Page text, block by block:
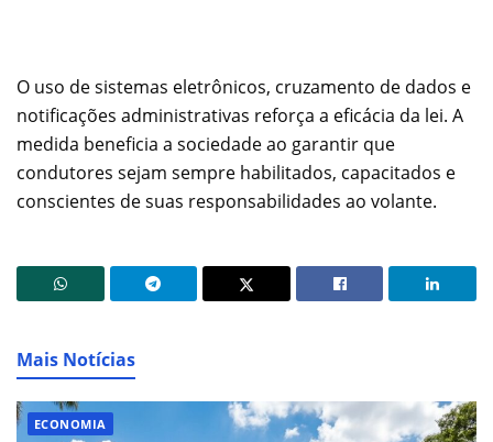
O uso de sistemas eletrônicos, cruzamento de dados e
notificações administrativas reforça a eficácia da lei. A
medida beneficia a sociedade ao garantir que
condutores sejam sempre habilitados, capacitados e
conscientes de suas responsabilidades ao volante.
Mais Notícias
ECONOMIA